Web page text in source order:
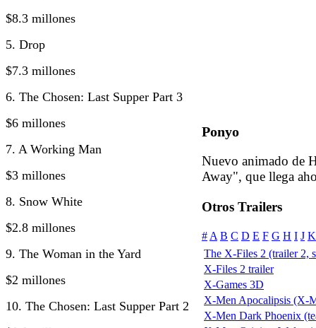
$8.3 millones
5. Drop
$7.3 millones
6. The Chosen: Last Supper Part 3
$6 millones
7. A Working Man
$3 millones
8. Snow White
$2.8 millones
9. The Woman in the Yard
$2 millones
10. The Chosen: Last Supper Part 2
Ponyo
Nuevo animado de
Away", que llega
Otros Trailers
# A B C D E F G H I J K
The X-Files 2 (trailer 2,
X-Files 2 trailer
X-Games 3D
X-Men Apocalipsis (X-
X-Men Dark Phoenix